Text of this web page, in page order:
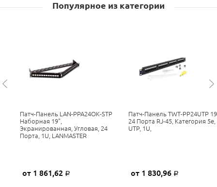
Популярное из категории
Патч-Панель LAN-PPA24OK-STP
Наборная 19",
Экранированная, Угловая, 24
Порта, 1U, LANMASTER
от 1 861,62 Р
Патч-Панель TWT-PP24UTP
24 Порта RJ-45, Категория 5e,
UTP, 1U,
от 1 830,96 Р